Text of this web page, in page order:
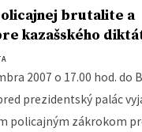
brutalite a
kazašského
2007 o 17.00 hod. do
prezidentský palác
policajným zákrokom